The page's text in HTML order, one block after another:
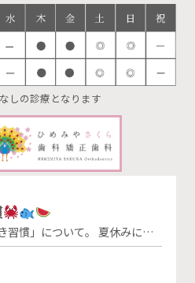
しの診療となります
習慣」について。 夏休みに入
とで、歯磨きの習慣が乱れがち
は、「朝ごはんを食べないか
といった理由で忘れやすくな